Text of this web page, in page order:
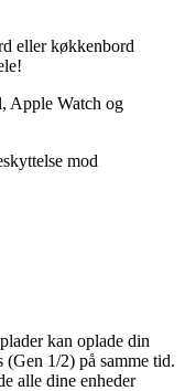
eller køkkenbord
Apple Watch og
mod
kan oplade din
1/2) på samme tid.
alle dine enheder